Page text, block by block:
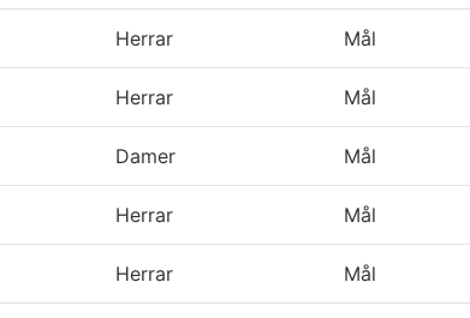
Herrar Mål
Herrar Mål
Damer Mål
Herrar Mål
Herrar Mål